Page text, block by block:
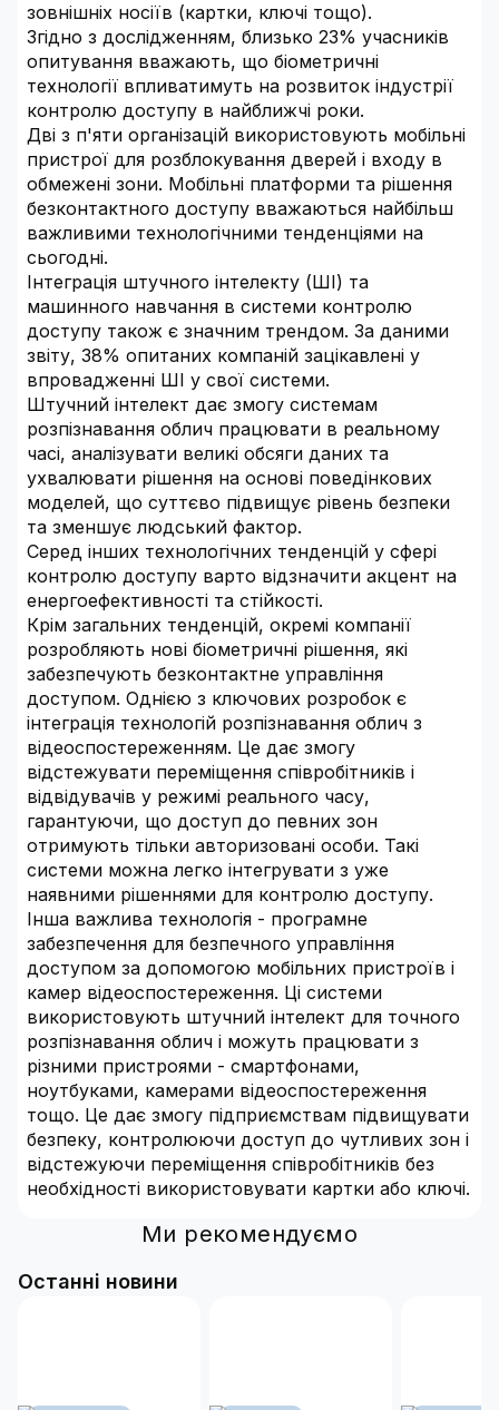
зовнішніх носіїв (картки, ключі тощо).
Згідно з дослідженням, близько 23% учасників
опитування вважають, що біометричні
технології впливатимуть на розвиток індустрії
контролю доступу в найближчі роки.
Дві з п'яти організацій використовують мобільні
пристрої для розблокування дверей і входу в
обмежені зони. Мобільні платформи та рішення
безконтактного доступу вважаються найбільш
важливими технологічними тенденціями на
сьогодні.
Інтеграція штучного інтелекту (ШІ) та
машинного навчання в системи контролю
доступу також є значним трендом. За даними
звіту, 38% опитаних компаній зацікавлені у
впровадженні ШІ у свої системи.
Штучний інтелект дає змогу системам
розпізнавання облич працювати в реальному
часі, аналізувати великі обсяги даних та
ухвалювати рішення на основі поведінкових
моделей, що суттєво підвищує рівень безпеки
та зменшує людський фактор.
Серед інших технологічних тенденцій у сфері
контролю доступу варто відзначити акцент на
енергоефективності та стійкості.
Крім загальних тенденцій, окремі компанії
розробляють нові біометричні рішення, які
забезпечують безконтактне управління
доступом. Однією з ключових розробок є
інтеграція технологій розпізнавання облич з
відеоспостереженням. Це дає змогу
відстежувати переміщення співробітників і
відвідувачів у режимі реального часу,
гарантуючи, що доступ до певних зон
отримують тільки авторизовані особи. Такі
системи можна легко інтегрувати з уже
наявними рішеннями для контролю доступу.
Інша важлива технологія - програмне
забезпечення для безпечного управління
доступом за допомогою мобільних пристроїв і
камер відеоспостереження. Ці системи
використовують штучний інтелект для точного
розпізнавання облич і можуть працювати з
різними пристроями - смартфонами,
ноутбуками, камерами відеоспостереження
тощо. Це дає змогу підприємствам підвищувати
безпеку, контролюючи доступ до чутливих зон і
відстежуючи переміщення співробітників без
необхідності використовувати картки або ключі.
Ми рекомендуємо
Останні новини